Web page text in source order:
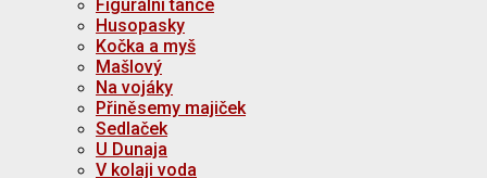
Figurální tance
Husopasky
Kočka a myš
Mašlový
Na vojáky
Přiněsemy majiček
Sedlaček
U Dunaja
V kolaji voda